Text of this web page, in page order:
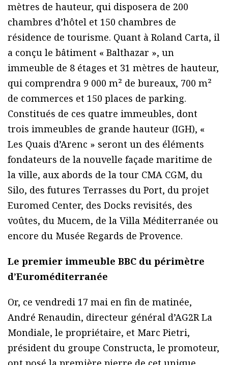
mètres de hauteur, qui disposera de 200
chambres d’hôtel et 150 chambres de
résidence de tourisme. Quant à Roland Carta, il
a conçu le bâtiment « Balthazar », un
immeuble de 8 étages et 31 mètres de hauteur,
qui comprendra 9 000 m² de bureaux, 700 m²
de commerces et 150 places de parking.
Constitués de ces quatre immeubles, dont
trois immeubles de grande hauteur (IGH), «
Les Quais d’Arenc » seront un des éléments
fondateurs de la nouvelle façade maritime de
la ville, aux abords de la tour CMA CGM, du
Silo, des futures Terrasses du Port, du projet
Euromed Center, des Docks revisités, des
voûtes, du Mucem, de la Villa Méditerranée ou
encore du Musée Regards de Provence.
Le premier immeuble BBC du périmètre
d’Euroméditerranée
Or, ce vendredi 17 mai en fin de matinée,
André Renaudin, directeur général d’AG2R La
Mondiale, le propriétaire, et Marc Pietri,
président du groupe Constructa, le promoteur,